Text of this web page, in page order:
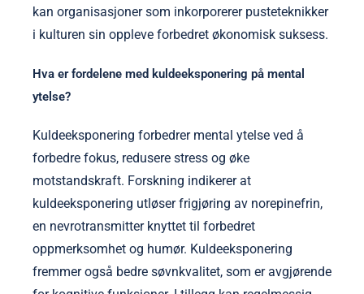
kan organisasjoner som inkorporerer pusteteknikker
i kulturen sin oppleve forbedret økonomisk suksess.
Hva er fordelene med kuldeeksponering på mental
ytelse?
Kuldeeksponering forbedrer mental ytelse ved å
forbedre fokus, redusere stress og øke
motstandskraft. Forskning indikerer at
kuldeeksponering utløser frigjøring av norepinefrin,
en nevrotransmitter knyttet til forbedret
oppmerksomhet og humør. Kuldeeksponering
fremmer også bedre søvnkvalitet, som er avgjørende